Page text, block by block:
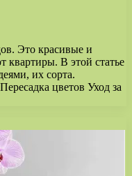
Это красивые и
квартиры. В этой статье
их сорта.
цветов Уход за